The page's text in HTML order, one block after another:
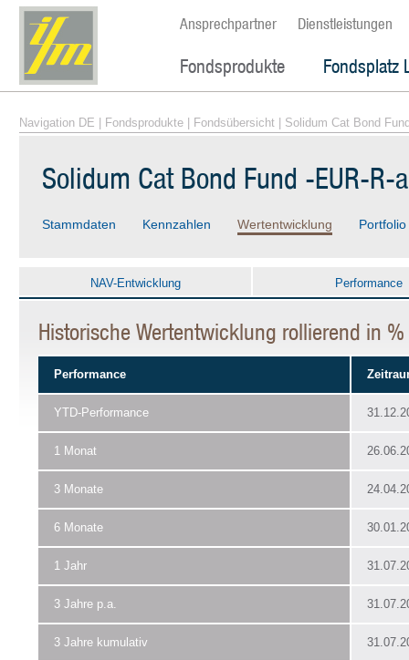
Ansprechpartner Dienstleistungen
Fondsprodukte Fondsplatz
Navigation DE Fondsprodukte Fondsübersicht | Solidum Cat Bond
Solidum Cat Bond Fund -EUR-R-
Stammdaten Kennzahlen Wertentwicklung Portfolio
NAV-Entwicklung Performance
Historische Wertentwicklung rollierend in %
Performance
YTD-Performance
1 Monat
3 Monate
6 Monate
1 Jahr
3 Jahre p.a.
3 Jahre kumulativ